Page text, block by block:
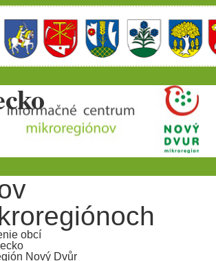
obcí
Nový Dvůr